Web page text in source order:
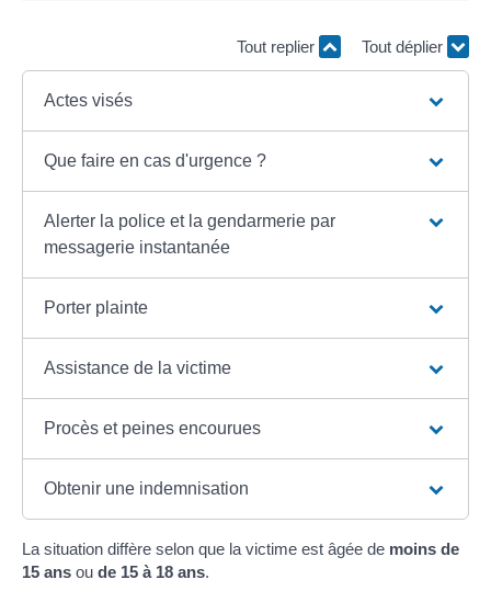
Tout replier Tout déplier
Actes visés
Que faire en cas d'urgence ?
Alerter la police et la gendarmerie par
messagerie instantanée
Porter plainte
Assistance de la victime
Procès et peines encourues
Obtenir une indemnisation
La situation diffère selon que la victime est âgée de moins de
15 ans ou de 15 à 18 ans.